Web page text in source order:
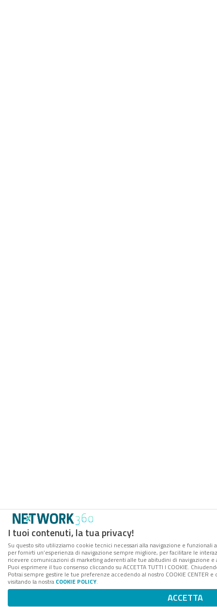
I tuoi contenuti, la tua privacy!
Su questo sito utilizziamo cookie tecnici necessari alla navigazione e funzionali
per fornirti un’esperienza di navigazione sempre migliore, per facilitare le
ricevere comunicazioni di marketing aderenti alle tue abitudini di navigazione e
Puoi esprimere il tuo consenso cliccando su ACCETTA TUTTI I COOKIE.
Potrai sempre gestire le tue preferenze accedendo al nostro COOKIE
visitando la nostra COOKIE POLICY.
ACCETTA